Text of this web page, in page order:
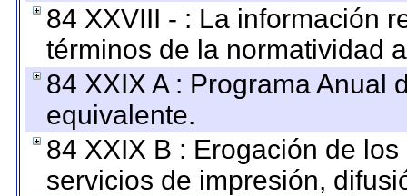
84 XXVIII - : La información
términos de la normatividad
84 XXIX A : Programa Anual
equivalente.
84 XXIX B : Erogación de
servicios de impresión,